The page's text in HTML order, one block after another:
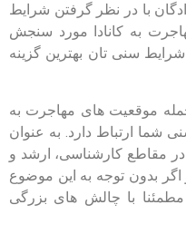
با در نظر گرفتن شرایط
به کانادا مورد سنجش
شرایط سنی تان بهترین گزینه
موقعیت های مهاجرت به
شما ارتباط دارد. به عنوان
مقاطع کارشناسی، ارشد و
بدون توجه به این موضوع
مطمئنا با چالش های بزرگی